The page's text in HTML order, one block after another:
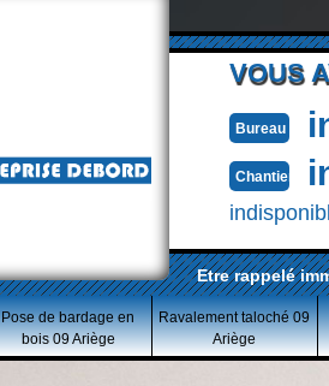
VOUS
Bureau
Chantier
Etre rappelé
Pose de bardage en
bois 09 Ariège
Ravalement taloché 09
Ariège